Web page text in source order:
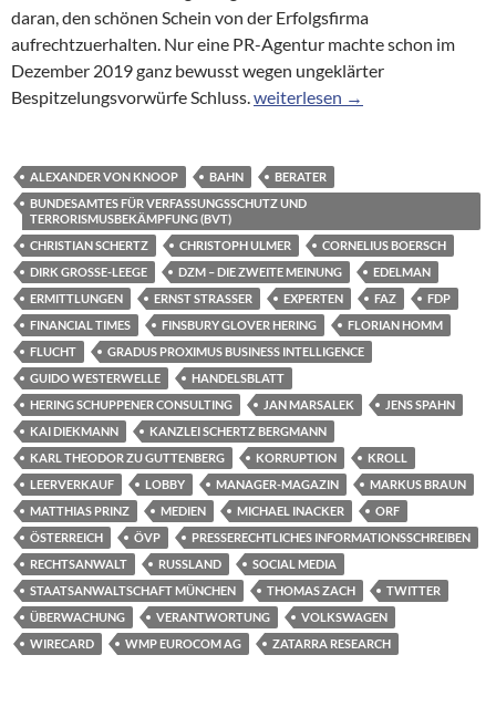
daran, den schönen Schein von der Erfolgsfirma
aufrechtzuerhalten. Nur eine PR-Agentur machte schon im
Dezember 2019 ganz bewusst wegen ungeklärter
Bespitzelungsvorwürfe Schluss.Von der Kanzlei Schertz bis zu
weiterlesen →
ALEXANDER VON KNOOP BAHN
BERATER
BUNDESAMTES FÜR VERFASSUNGSSCHUTZ UND
TERRORISMUSBEKÄMPFUNG (BVT)
CHRISTIAN SCHERTZ
CHRISTOPH ULMER
CORNELIUS BOERSCH
DIRK GROSSE-LEEGE
DZM – DIE ZWEITE MEINUNG
EDELMAN
ERMITTLUNGEN
ERNST STRASSER EXPERTEN FAZ
FDP
FINANCIAL TIMES
FINSBURY GLOVER HERING
FLORIAN HOMM
FLUCHT
GRADUS PROXIMUS BUSINESS INTELLIGENCE
GUIDO WESTERWELLE
HANDELSBLATT
HERING SCHUPPENER CONSULTING
JAN MARSALEK
JENS SPAHN
KAI DIEKMANN
KANZLEI SCHERTZ BERGMANN
KARL THEODOR ZU GUTTENBERG
KORRUPTION
KROLL
LEERVERKAUF
LOBBY MANAGER-MAGAZIN
MARKUS BRAUN
MATTHIAS PRINZ
MEDIEN MICHAEL INACKER
ORF
ÖSTERREICH
ÖVP
PRESSERECHTLICHES INFORMATIONSSCHREIBEN
RECHTSANWALT
RUSSLAND
SOCIAL MEDIA
STAATSANWALTSCHAFT MÜNCHEN
THOMAS ZACH
TWITTER
ÜBERWACHUNG
VERANTWORTUNG
VOLKSWAGEN
WIRECARD
WMP EUROCOM AG ZATARRA RESEARCH